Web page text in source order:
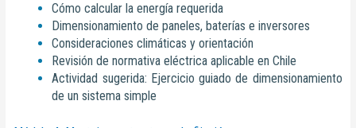
Cómo calcular la energía requerida
Dimensionamiento de paneles, baterías e inversores
Consideraciones climáticas y orientación
Revisión de normativa eléctrica aplicable en Chile
Actividad sugerida: Ejercicio guiado de dimensionamiento
de un sistema simple